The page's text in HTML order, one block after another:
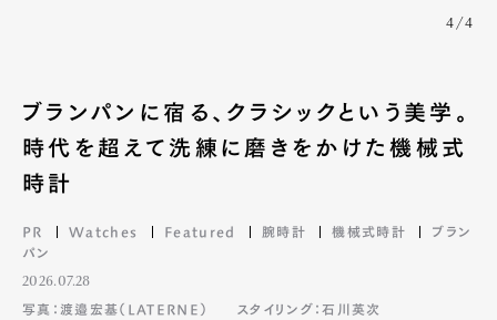
4/4
ブランパンに宿る、クラシックという美学。
時代を超えて洗練に磨きをかけた機械式
時計
PR Watches Featured 腕時計 機械式時計
ブラン
パン
2026.07.28
写真：渡邉宏基（LATERNE）
スタイリング：石川英次